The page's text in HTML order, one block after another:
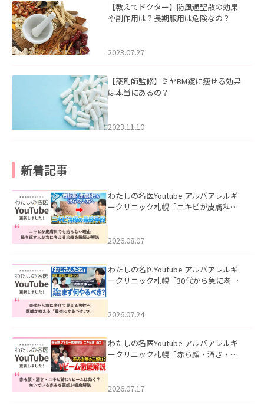
【教えてドクター】防風通聖散の効果
や副作用は？長期服用は危険なの？
2023.07.27
【薬剤師監修】ミヤBM錠に痩せる効果
は本当にあるの？
2023.11.10
新着記事
わたしの名医Youtube アルバアレルギ
ークリニック札幌「ニキビが皮膚科で
ました。
2026.08.07
わたしの名医Youtube アルバアレルギ
ークリニック札幌「30代から急に老け
た。
2026.07.24
わたしの名医Youtube アルバアレルギ
ークリニック札幌「赤ら顔・酒さ・ニ
した。
2026.07.17